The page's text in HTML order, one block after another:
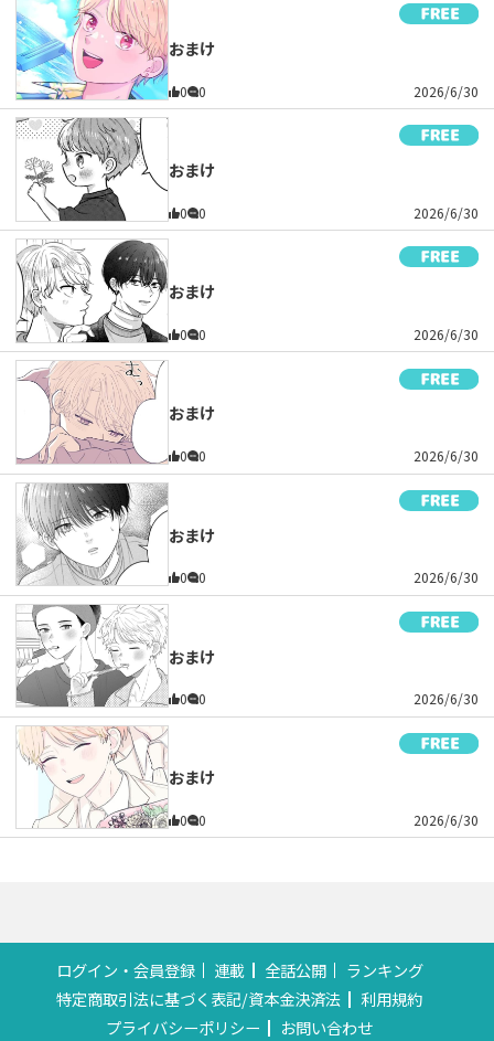
おまけ
0 0 2026/6/30
おまけ
0 0 2026/6/30
おまけ
0 0 2026/6/30
おまけ
0 0 2026/6/30
おまけ
0 0 2026/6/30
おまけ
0 0 2026/6/30
おまけ
0 0 2026/6/30
ログイン・会員登録 連載 全話公開
ランキング
特定商取引法に基づく表記/資本金決済法
利用規約
プライバシーポリシー
お問い合わせ